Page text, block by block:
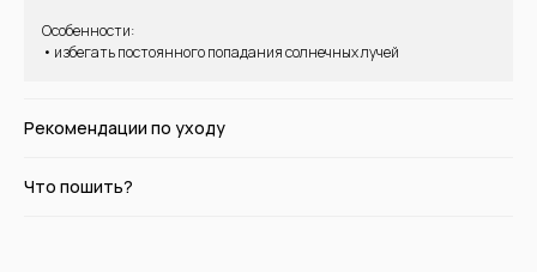
Особенности:
• избегать постоянного попадания солнечных лучей
Рекомендации по уходу
Что пошить?